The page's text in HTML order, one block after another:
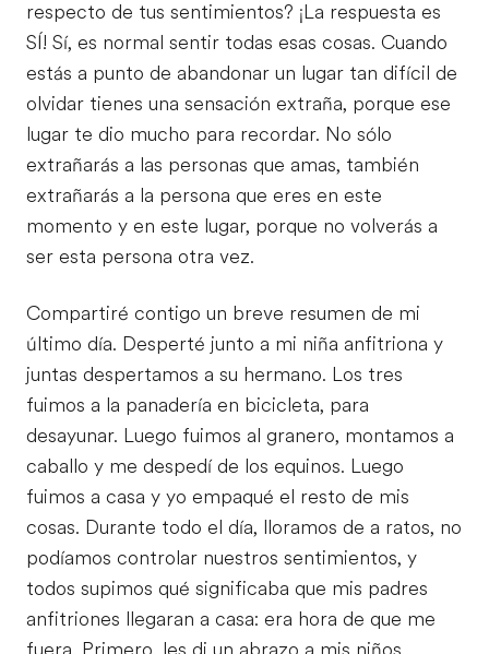
respecto de tus sentimientos? ¡La respuesta es
SÍ! Sí, es normal sentir todas esas cosas. Cuando
estás a punto de abandonar un lugar tan difícil de
olvidar tienes una sensación extraña, porque ese
lugar te dio mucho para recordar. No sólo
extrañarás a las personas que amas, también
extrañarás a la persona que eres en este
momento y en este lugar, porque no volverás a
ser esta persona otra vez.
Compartiré contigo un breve resumen de mi
último día. Desperté junto a mi niña anfitriona y
juntas despertamos a su hermano. Los tres
fuimos a la panadería en bicicleta, para
desayunar. Luego fuimos al granero, montamos a
caballo y me despedí de los equinos. Luego
fuimos a casa y yo empaqué el resto de mis
cosas. Durante todo el día, lloramos de a ratos, no
podíamos controlar nuestros sentimientos, y
todos supimos qué significaba que mis padres
anfitriones llegaran a casa: era hora de que me
fuera. Primero, les di un abrazo a mis niños